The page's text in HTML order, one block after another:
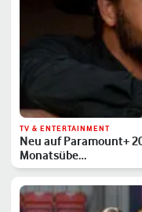
TV & ENTERTAINMENT
Neu auf Paramount+
Monatsübe…